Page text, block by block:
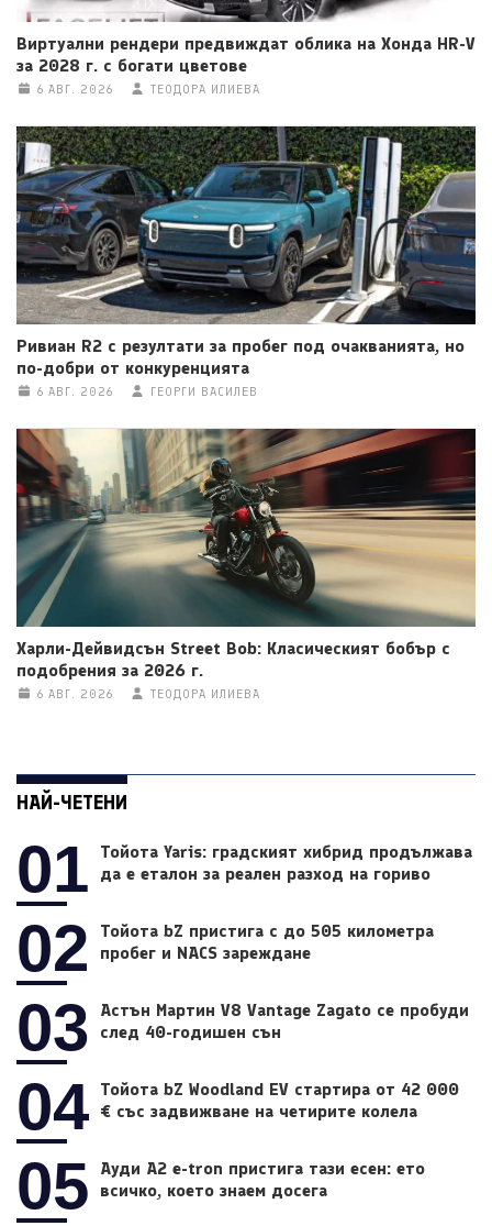
Виртуални рендери предвиждат облика на Хонда HR-V
за 2028 г. с богати цветове
6 АВГ. 2026 ТЕОДОРА ИЛИЕВА
Ривиан R2 с резултати за пробег под очакванията, но
по-добри от конкуренцията
6 АВГ. 2026 ГЕОРГИ ВАСИЛЕВ
Харли-Дейвидсън Street Bob: Класическият бобър с
подобрения за 2026 г.
6 АВГ. 2026 ТЕОДОРА ИЛИЕВА
НАЙ-ЧЕТЕНИ
01
Тойота Yaris: градският хибрид продължава
да е еталон за реален разход на гориво
02
Тойота bZ пристига с до 505 километра
пробег и NACS зареждане
03
Астън Мартин V8 Vantage Zagato се пробуди
след 40-годишен сън
04 Тойота bZ Woodland EV стартира от 42 000
€ със задвижване на четирите колела
05
Ауди A2 e-tron пристига тази есен: ето
всичко, което знаем досега